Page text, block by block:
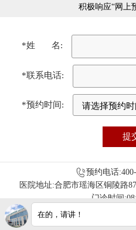
积极响应“网上
*姓 名:
*联系电话:
*预约时间:
预约电话
医院地址:合肥市瑶海区铜陵路
门诊时间
免责声明：本站图/文均来自于网络
断依据，服用药物或进行治疗时请遵
在的，请讲！